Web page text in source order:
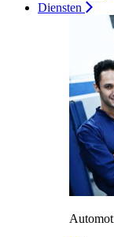
Diensten